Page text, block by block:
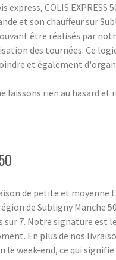
COLIS
et son chauffeur sur
être réalisés par
des tournées. Ce
et également
laissons rien au hasard
de petite et moyenne
de Subligny Manche
7. Notre signature est
En plus de nos
week-end, ce qui